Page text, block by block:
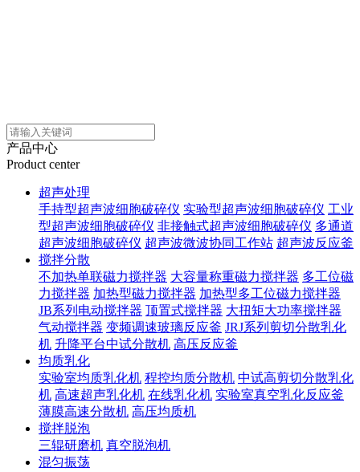
产品中心
Product center
超声处理
手持型超声波细胞破碎仪 实验型超声波细胞破碎仪 工业
型超声波细胞破碎仪 非接触式超声波细胞破碎仪 多通道
超声波细胞破碎仪 超声波微波协同工作站 超声波反应釜
搅拌分散
不加热单联磁力搅拌器 大容量称重磁力搅拌器 多工位磁
力搅拌器 加热型磁力搅拌器 加热型多工位磁力搅拌器
JB系列电动搅拌器 顶置式搅拌器 大扭矩大功率搅拌器
气动搅拌器 变频调速玻璃反应釜 JRJ系列剪切分散乳化
机 升降平台中试分散机 高压反应釜
均质乳化
实验室均质乳化机 程控均质分散机 中试高剪切分散乳化
机 高速超声乳化机 在线乳化机 实验室真空乳化反应釜
薄膜高速分散机 高压均质机
搅拌脱泡
三辊研磨机 真空脱泡机
混匀振荡